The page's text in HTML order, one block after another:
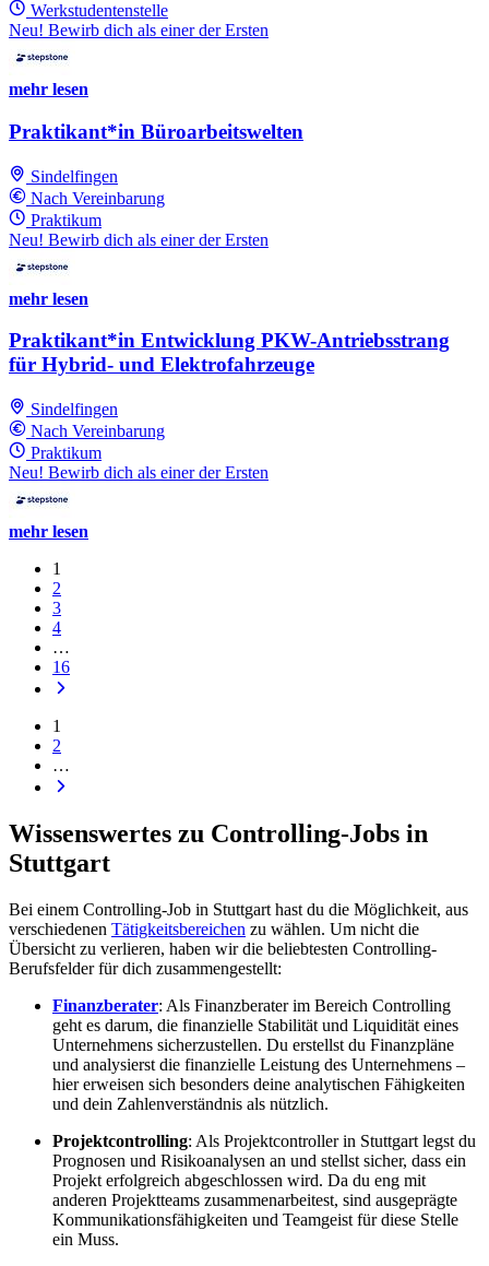
Werkstudentenstelle
Neu! Bewirb dich als einer der Ersten
mehr lesen
Praktikant*in Büroarbeitswelten
Sindelfingen
Nach Vereinbarung
Praktikum
Neu! Bewirb dich als einer der Ersten
mehr lesen
Praktikant*in Entwicklung PKW-Antriebsstrang
für Hybrid- und Elektrofahrzeuge
Sindelfingen
Nach Vereinbarung
Praktikum
Neu! Bewirb dich als einer der Ersten
mehr lesen
1
2
3
4
…
16
1
2
…
Wissenswertes zu Controlling-Jobs in
Stuttgart
Bei einem Controlling-Job in Stuttgart hast du die Möglichkeit, aus
verschiedenen Tätigkeitsbereichen zu wählen. Um nicht die
Übersicht zu verlieren, haben wir die beliebtesten Controlling-
Berufsfelder für dich zusammengestellt:
Finanzberater: Als Finanzberater im Bereich Controlling
geht es darum, die finanzielle Stabilität und Liquidität eines
Unternehmens sicherzustellen. Du erstellst du Finanzpläne
und analysierst die finanzielle Leistung des Unternehmens –
hier erweisen sich besonders deine analytischen Fähigkeiten
und dein Zahlenverständnis als nützlich.
Projektcontrolling: Als Projektcontroller in Stuttgart legst du
Prognosen und Risikoanalysen an und stellst sicher, dass ein
Projekt erfolgreich abgeschlossen wird. Da du eng mit
anderen Projektteams zusammenarbeitest, sind ausgeprägte
Kommunikationsfähigkeiten und Teamgeist für diese Stelle
ein Muss.